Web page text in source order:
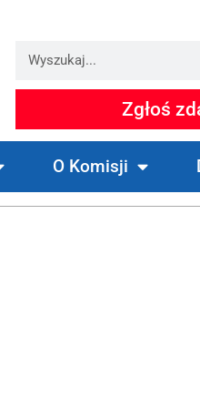
Zgłoś
O Komisji